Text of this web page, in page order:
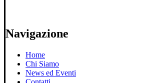
Navigazione
Home
Chi Siamo
News ed Eventi